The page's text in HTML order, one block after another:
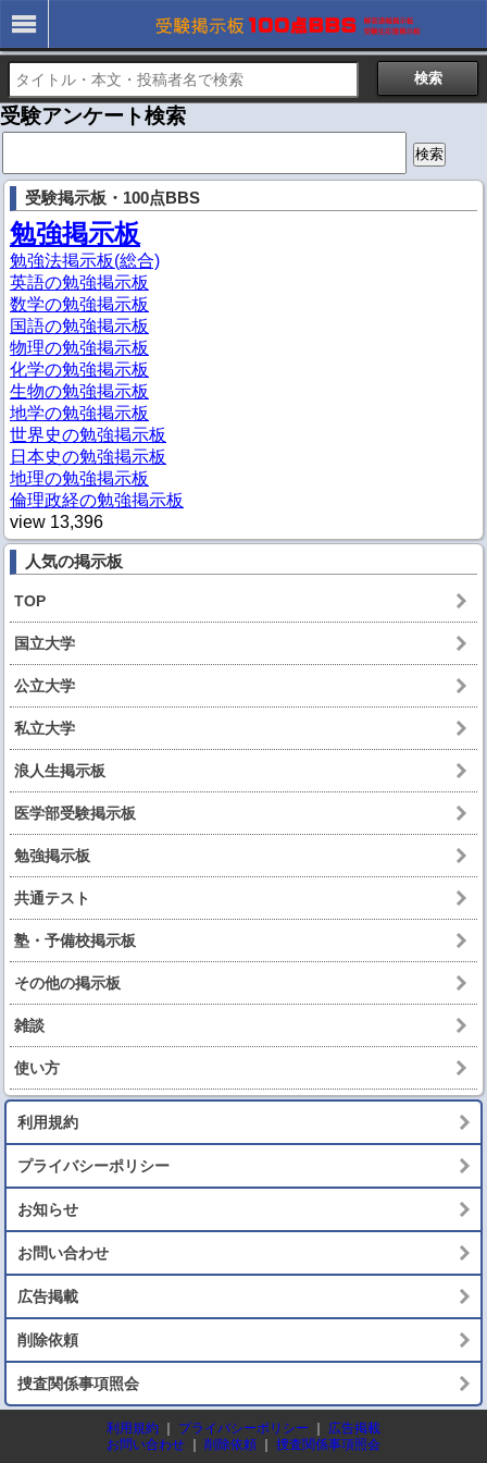
受験アンケート検索
検
受験掲示板・100点BBS
勉強掲示板
勉強法掲示板(総合)
英語の勉強掲示板
数学の勉強掲示板
国語の勉強掲示板
物理の勉強掲示板
化学の勉強掲示板
生物の勉強掲示板
地学の勉強掲示板
世界史の勉強掲示板
日本史の勉強掲示板
地理の勉強掲示板
倫理政経の勉強掲示板
view 13,396
人気の掲示板
TOP
国立大学
公立大学
私立大学
浪人生掲示板
医学部受験掲示板
勉強掲示板
共通テスト
塾・予備校掲示板
その他の掲示板
雑談
使い方
利用規約
プライバシーポリシー
お知らせ
お問い合わせ
広告掲載
削除依頼
捜査関係事項照会
利用規約 プライバシーポリシー
広告掲載
お問い合わせ
削除依頼 捜査関係事項照会